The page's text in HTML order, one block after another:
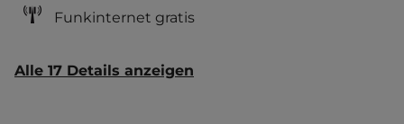
Funkinternet gratis
Alle 17 Details anzeigen